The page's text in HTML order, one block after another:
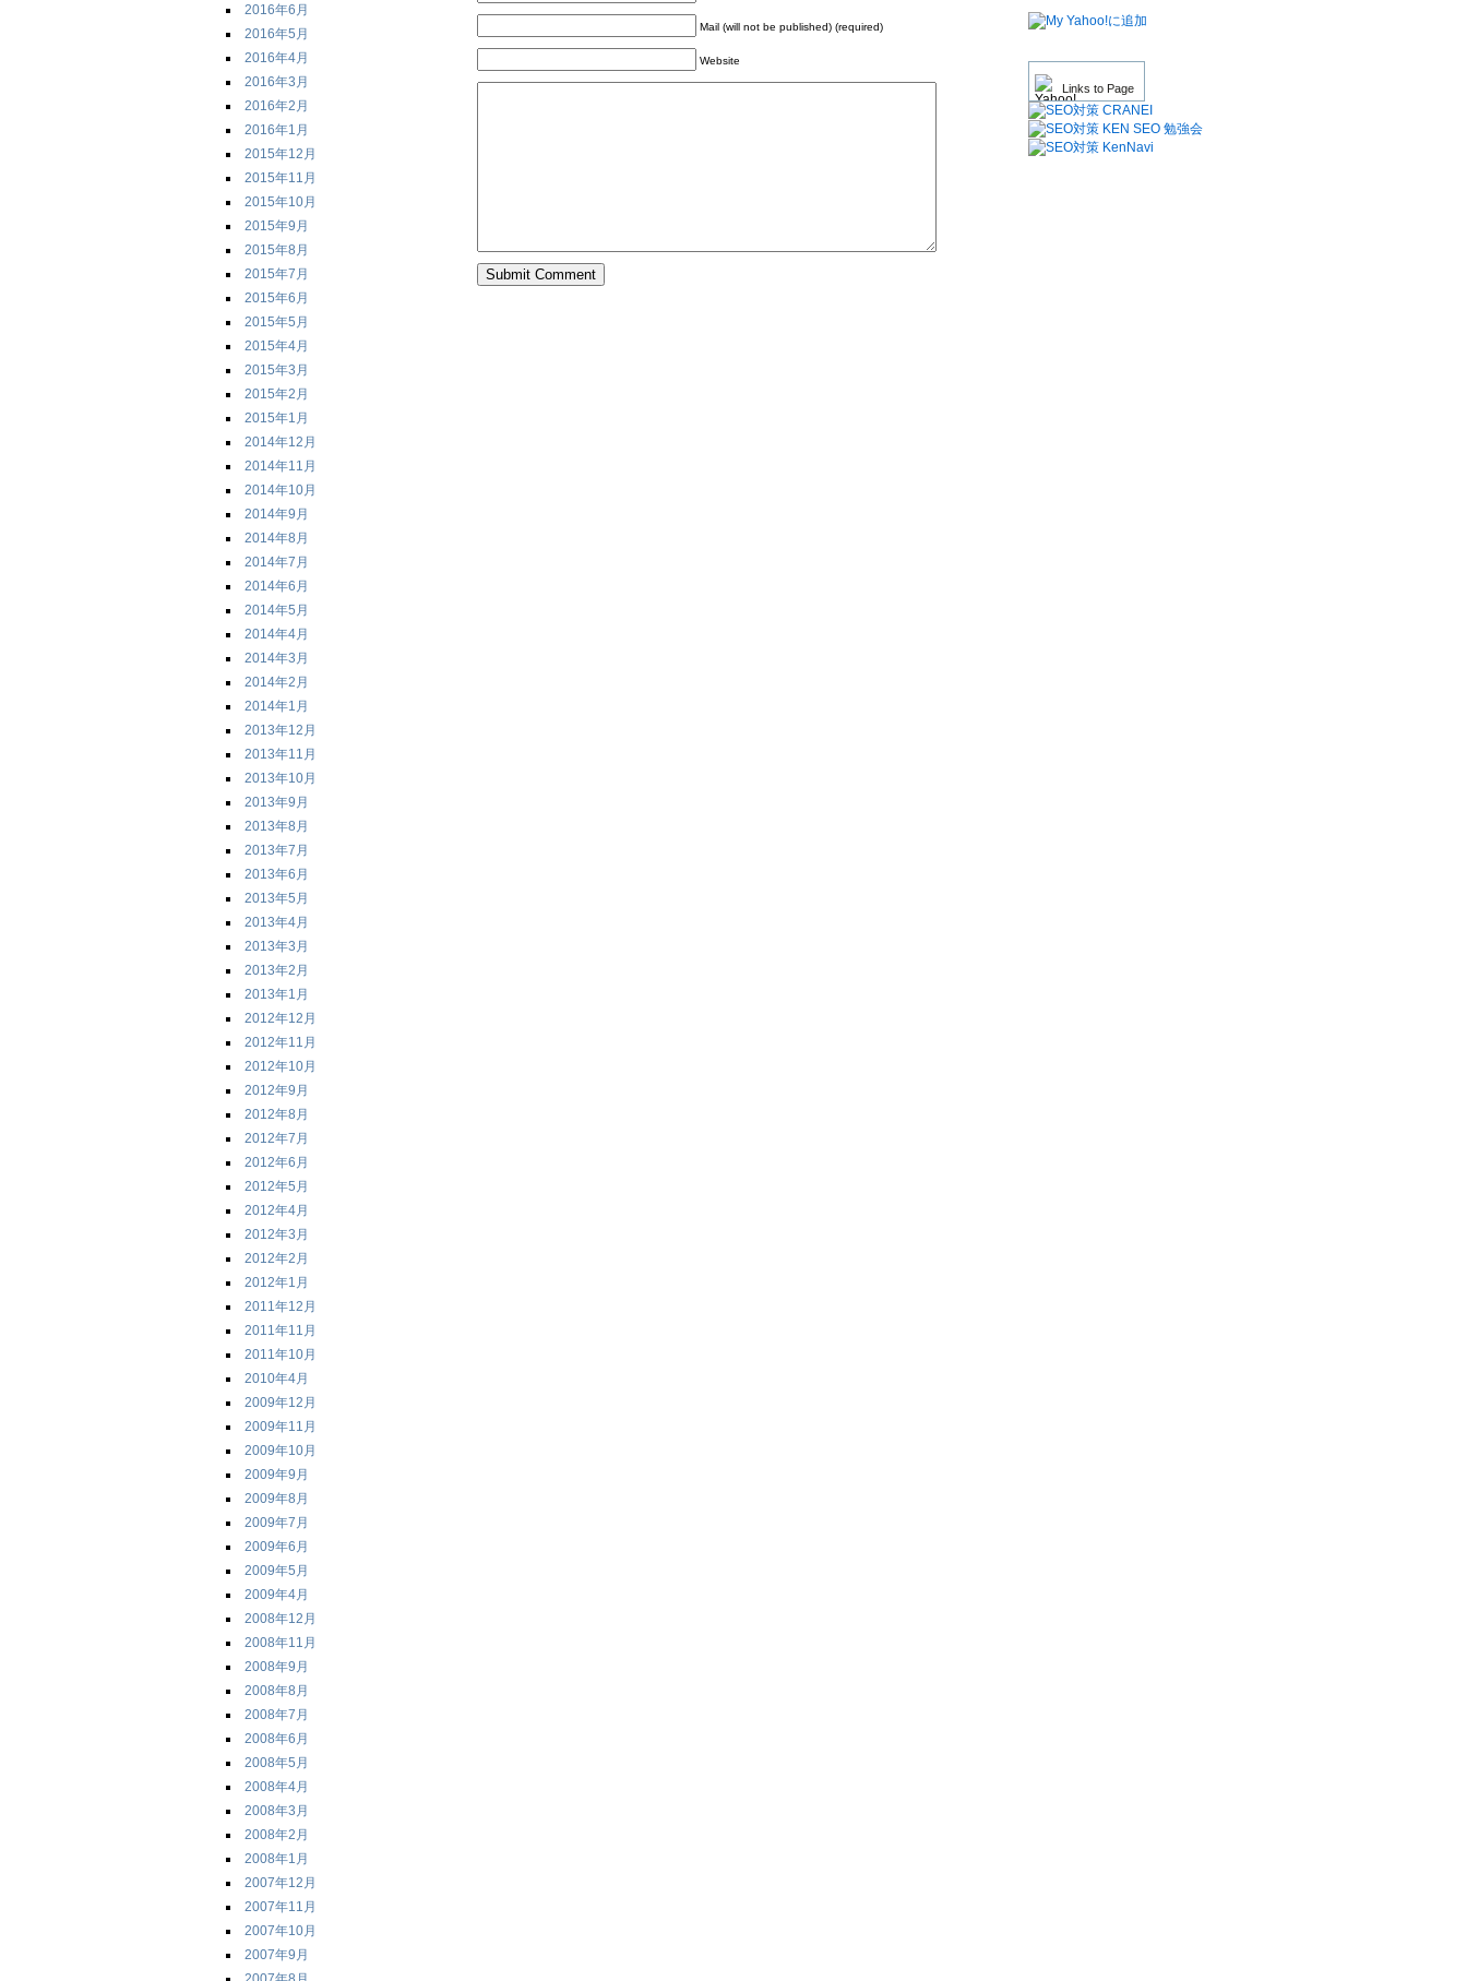
2016年6月
2016年5月
2016年4月
2016年3月
2016年2月
2016年1月
2015年12月
2015年11月
2015年10月
2015年9月
2015年8月
2015年7月
2015年6月
2015年5月
2015年4月
2015年3月
2015年2月
2015年1月
2014年12月
2014年11月
2014年10月
2014年9月
2014年8月
2014年7月
2014年6月
2014年5月
2014年4月
2014年3月
2014年2月
2014年1月
2013年12月
2013年11月
2013年10月
2013年9月
2013年8月
2013年7月
2013年6月
2013年5月
2013年4月
2013年3月
2013年2月
2013年1月
2012年12月
2012年11月
2012年10月
2012年9月
2012年8月
2012年7月
2012年6月
2012年5月
2012年4月
2012年3月
2012年2月
2012年1月
2011年12月
2011年11月
2011年10月
2010年4月
2009年12月
2009年11月
2009年10月
2009年9月
2009年8月
2009年7月
2009年6月
2009年5月
2009年4月
2008年12月
2008年11月
2008年9月
2008年8月
2008年7月
2008年6月
2008年5月
2008年4月
2008年3月
2008年2月
2008年1月
2007年12月
2007年11月
2007年10月
2007年9月
Links to Page
Mail (will not be published) (required)
Website